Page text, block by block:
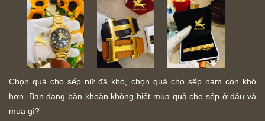
Chọn quà cho sếp nữ đã khó, chọn quà cho sếp nam còn khó
hơn. Bạn đang băn khoăn không biết mua quà cho sếp ở đâu và
mua gì?